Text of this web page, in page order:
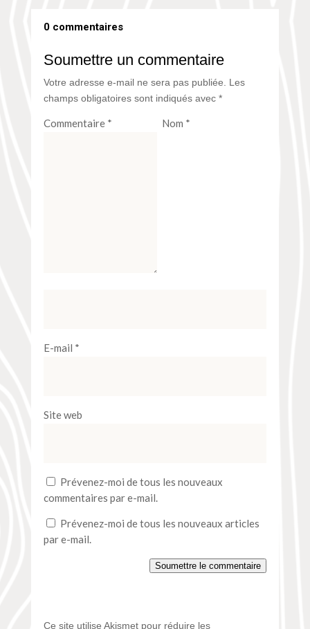
0 commentaires
Soumettre un commentaire
Votre adresse e-mail ne sera pas publiée. Les
champs obligatoires sont indiqués avec *
Commentaire * Nom *
E-mail *
Site web
Prévenez-moi de tous les nouveaux
commentaires par e-mail.
Prévenez-moi de tous les nouveaux articles
par e-mail.
Soumettre le commentaire
Ce site utilise Akismet pour réduire les